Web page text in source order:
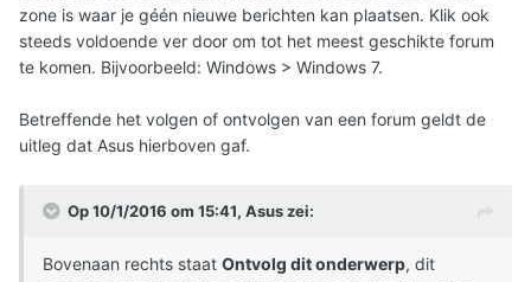
zone is waar je géén nieuwe berichten kan plaatsen. Klik ook
steeds voldoende ver door om tot het meest geschikte forum
te komen. Bijvoorbeeld: Windows > Windows 7.
Betreffende het volgen of ontvolgen van een forum geldt de
uitleg dat Asus hierboven gaf.
Op 10/1/2016 om 15:41, Asus zei:
Bovenaan rechts staat Ontvolg dit onderwerp, dit